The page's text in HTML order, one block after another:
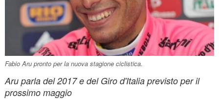
Fabio Aru pronto per la nuova stagione ciclistica.
Aru parla del 2017 e del Giro d'Italia previsto per il
prossimo maggio